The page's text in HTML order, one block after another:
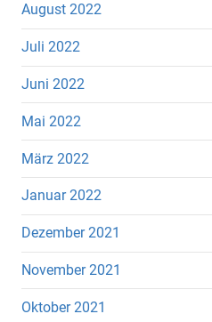
August 2022
Juli 2022
Juni 2022
Mai 2022
März 2022
Januar 2022
Dezember 2021
November 2021
Oktober 2021